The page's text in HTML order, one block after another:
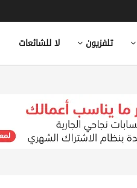
تلفزيون لا للشائعات